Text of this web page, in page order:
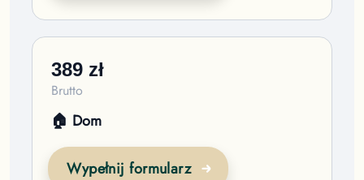
389 zł
Brutto
🏠 Dom
Wypełnij formularz